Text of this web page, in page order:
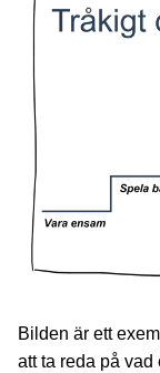
Bilden är ett
att ta reda på vad